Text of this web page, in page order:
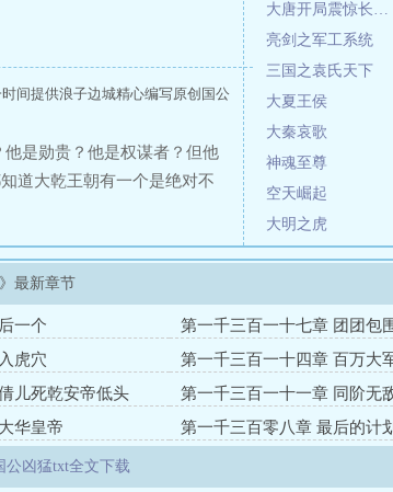
大唐开局震惊长孙皇后李盛
亮剑之军工系统
三国之袁氏天下
大夏王侯
大秦哀歌
神魂至尊
空天崛起
大明之虎
间提供浪子边城精心编写原创国公
是勋贵？他是权谋者？但他
道大乾王朝有一个是绝对不
展开】【收起】
最新章节
一个
第一千三百一十七章 团团包
虎穴
第一千三百一十四章 百万大
儿死乾安帝低头
第一千三百一十一章 同阶无
华皇帝 第一千三百零八章 最后的计
公凶猛txt全文下载